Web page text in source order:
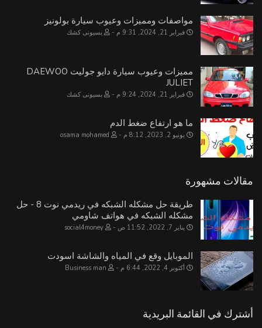
مواصفات ومميزات وعيوب سيارة بولونيز
فبراير 21, 2024, 9:31 م بسيونى كشك
مميزات وعيوب سيارة دايو جوليت DAEWOO
JULIET
فبراير 21, 2024, 9:24 م بسيونى كشك
ما هو ارتفاع ضغط الدم
يونيو 2, 2023, 8:12 م
مقالات مشهورة
طريقة حل مشكله الشبكه في ريدمي نوت 8 - حل
مشكله الشبكه في هواتف شاومي
يناير 7, 2022, 11:52 ص
الموبايل وقع في المياه والشاشة اسودت
أكتوبر 4, 2022, 6:44 م
أشترك في القائمة البريدية